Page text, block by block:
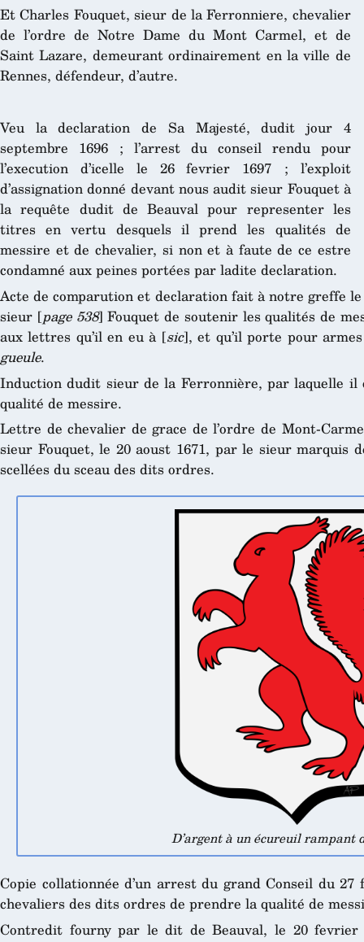
Et Charles Fouquet, sieur de la Ferronniere, chevalier
de l’ordre de Notre Dame du Mont Carmel, et de
Saint Lazare, demeurant ordinairement en la ville de
Rennes, défendeur, d’autre.
Veu la declaration de Sa Majesté, dudit jour 4
septembre 1696 ; l’arrest du conseil rendu pour
l’execution d’icelle le 26 fevrier 1697 ; l’exploit
d’assignation donné devant nous audit sieur Fouquet à
la requête dudit de Beauval pour representer les
titres en vertu desquels il prend les qualités de
messire et de chevalier, si non et à faute de ce estre
condamné aux peines portées par ladite declaration.
Acte de comparution et declaration fait à notre greffe
sieur [page 538] Fouquet de soutenir les qualités de
aux lettres qu’il en eu à [sic], et qu’il porte pour
gueule.
Induction dudit sieur de la Ferronnière, par laquelle
qualité de messire.
Lettre de chevalier de grace de l’ordre de Mont-
sieur Fouquet, le 20 aoust 1671, par le sieur marquis
scellées du sceau des dits ordres.
D’argent à un écureuil rampant
Copie collationnée d’un arrest du grand Conseil du
chevaliers des dits ordres de prendre la qualité de
Contredit fourny par le dit de Beauval, le 20